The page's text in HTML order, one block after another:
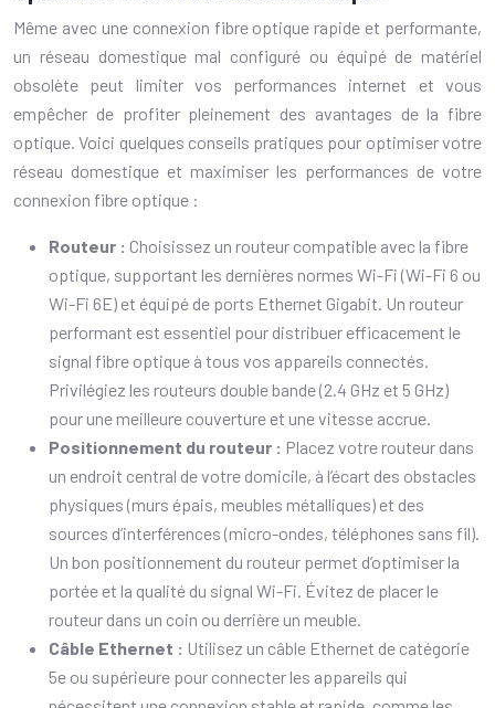
Même avec une connexion fibre optique rapide et performante,
un réseau domestique mal configuré ou équipé de matériel
obsolète peut limiter vos performances internet et vous
empêcher de profiter pleinement des avantages de la fibre
optique. Voici quelques conseils pratiques pour optimiser votre
réseau domestique et maximiser les performances de votre
connexion fibre optique :
Routeur : Choisissez un routeur compatible avec la fibre
optique, supportant les dernières normes Wi-Fi (Wi-Fi 6 ou
Wi-Fi 6E) et équipé de ports Ethernet Gigabit. Un routeur
performant est essentiel pour distribuer efficacement le
signal fibre optique à tous vos appareils connectés.
Privilégiez les routeurs double bande (2.4 GHz et 5 GHz)
pour une meilleure couverture et une vitesse accrue.
Positionnement du routeur : Placez votre routeur dans
un endroit central de votre domicile, à l’écart des obstacles
physiques (murs épais, meubles métalliques) et des
sources d’interférences (micro-ondes, téléphones sans fil).
Un bon positionnement du routeur permet d’optimiser la
portée et la qualité du signal Wi-Fi. Évitez de placer le
routeur dans un coin ou derrière un meuble.
Câble Ethernet : Utilisez un câble Ethernet de catégorie
5e ou supérieure pour connecter les appareils qui